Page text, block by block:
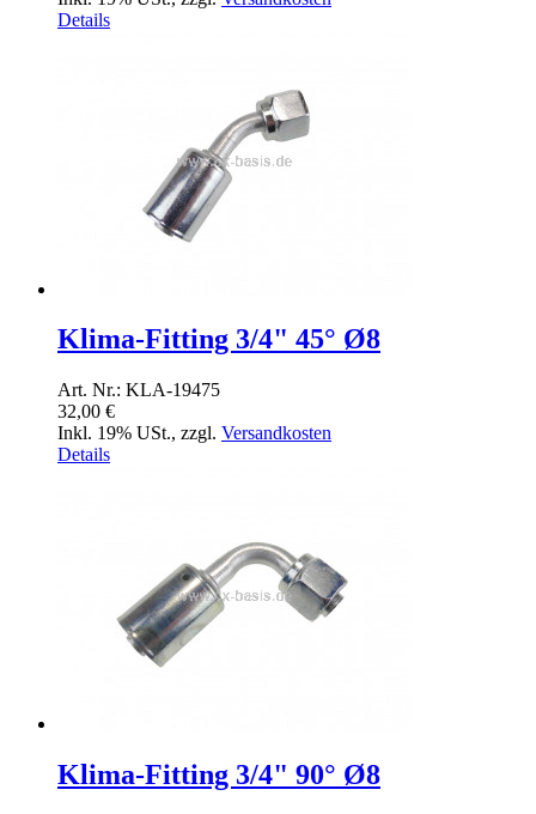
Details
Klima-Fitting 3/4" 45° Ø8
Art. Nr.: KLA-19475
32,00 €
Inkl. 19% USt., zzgl. Versandkosten
Details
Klima-Fitting 3/4" 90° Ø8